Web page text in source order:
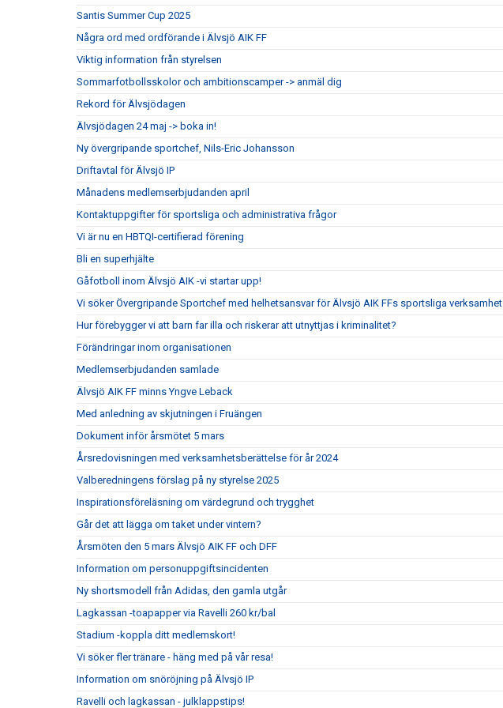
Santis Summer Cup 2025
Några ord med ordförande i Älvsjö AIK FF
Viktig information från styrelsen
Sommarfotbollsskolor och ambitionscamper -> anmäl dig
Rekord för Älvsjödagen
Älvsjödagen 24 maj -> boka in!
Ny övergripande sportchef, Nils-Eric Johansson
Driftavtal för Älvsjö IP
Månadens medlemserbjudanden april
Kontaktuppgifter för sportsliga och administrativa frågor
Vi är nu en HBTQI-certifierad förening
Bli en superhjälte
Gåfotboll inom Älvsjö AIK -vi startar upp!
Vi söker Övergripande Sportchef med helhetsansvar för Älvsjö AIK FFs sportsliga verksamhet
Hur förebygger vi att barn far illa och riskerar att utnyttjas i kriminalitet?
Förändringar inom organisationen
Medlemserbjudanden samlade
Älvsjö AIK FF minns Yngve Leback
Med anledning av skjutningen i Fruängen
Dokument inför årsmötet 5 mars
Årsredovisningen med verksamhetsberättelse för år 2024
Valberedningens förslag på ny styrelse 2025
Inspirationsföreläsning om värdegrund och trygghet
Går det att lägga om taket under vintern?
Årsmöten den 5 mars Älvsjö AIK FF och DFF
Information om personuppgiftsincidenten
Ny shortsmodell från Adidas, den gamla utgår
Lagkassan -toapapper via Ravelli 260 kr/bal
Stadium -koppla ditt medlemskort!
Vi söker fler tränare - häng med på vår resa!
Information om snöröjning på Älvsjö IP
Ravelli och lagkassan - julklappstips!